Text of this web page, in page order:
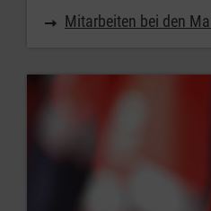
Mitarbeiten bei den